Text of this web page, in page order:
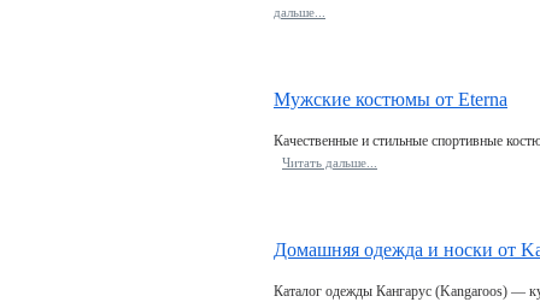
дальшe...
Мужские костюмы от Eterna
Качественные и стильные спортивные
Читать дальшe...
Домашняя одежда и носки от
Каталог одежды Кангарус (Kangaroos) —